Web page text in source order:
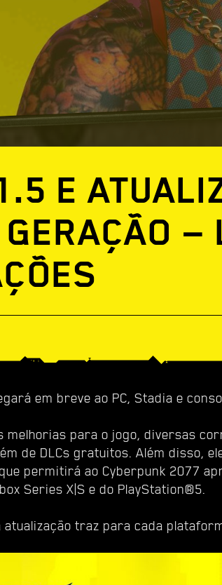
E
—
em breve ao PC, Stadia e
melhorias para o jogo, diversas
de DLCs gratuitos. Além disso,
permitirá ao Cyberpunk 2077
Series X|S e do PlayStation®5.
atualização traz para cada